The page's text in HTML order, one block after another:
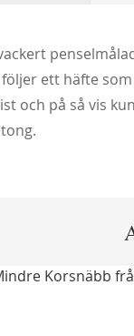
ett häfte
och på så vis